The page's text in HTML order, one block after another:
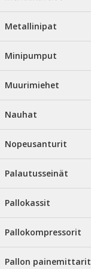
Metallinipat
Minipumput
Muurimiehet
Nauhat
Nopeusanturit
Palautusseinät
Pallokassit
Pallokompressorit
Pallon painemittarit